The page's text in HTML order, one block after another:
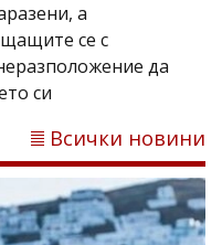
а
се с
да
си
Всички новини